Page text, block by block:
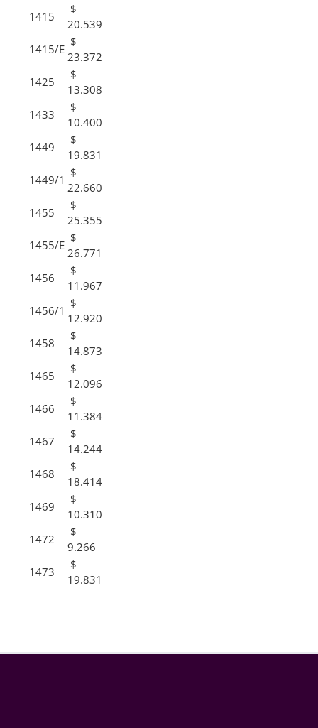
1415
$
20.539
1415/E
$
23.372
1425
$
13.308
1433
$
10.400
1449
$
19.831
1449/1
$
22.660
1455
$
25.355
1455/E
$
26.771
1456
$
11.967
1456/1
$
12.920
1458
$
14.873
1465
$
12.096
1466
$
11.384
1467
$
14.244
1468
$
18.414
1469
$
10.310
1472
$
9.266
1473
$
19.831